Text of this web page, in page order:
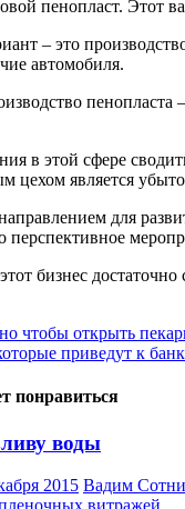
пенопласт. Этот
– это
автомобиля.
пенопласта
в этой сфере
цехом является
для
перспективное
бизнес
чтобы открыть
приведут к
понравиться
воды
2015 Вадим